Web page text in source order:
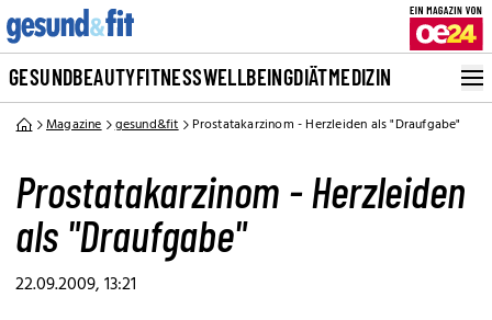
GESUNDBEAUTYFITNESSWELLBEINGDIÄTMEDIZIN
Magazine gesund&fit Prostatakarzinom - Herzleiden als "Draufgabe"
Prostatakarzinom - Herzleiden
als "Draufgabe"
22.09.2009, 13:21